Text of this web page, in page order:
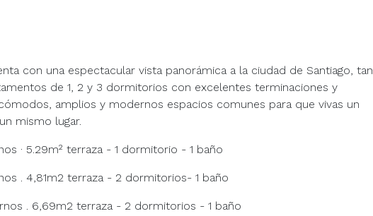
con una espectacular vista panorámica a la ciudad de Santiago, tan
de 1, 2 y 3 dormitorios con excelentes terminaciones y
amplios y modernos espacios comunes para que vivas un
mismo lugar.
· 5.29m² terraza - 1 dormitorio - 1 baño
. 4,81m2 terraza - 2 dormitorios- 1 baño
. 6,69m2 terraza - 2 dormitorios - 1 baño